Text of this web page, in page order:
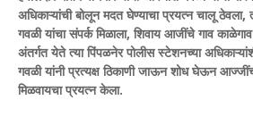
अधिकाऱ्यांची बोलून मदत घेण्याचा प्रयत्न चालू ठेवला,
गवळी यांचा संपर्क मिळाला, शिवाय आजींचे गाव
अंतर्गत येते त्या पिंपळनेर पोलीस स्टेशनच्या
गवळी यांनी प्रत्यक्ष ठिकाणी जाऊन शोध घेऊन
मिळवायचा प्रयत्न केला.